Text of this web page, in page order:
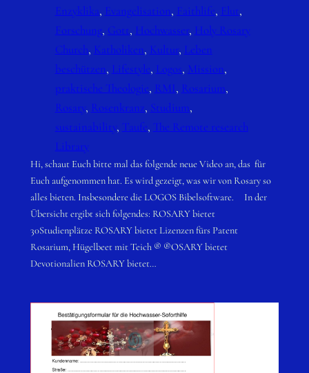
Enzyklika, Evangelisation, Faithlife, Flut
Forschung, Gott, Hochwasser, Holy Rosary
Church, Katholiken, Kultur, Leben
beschützen, Lifestyle, Logos, Mission
praktische Theologie, RMI, Rosarium
Rosary, Rosenkranz, Studium
sustainability, Taufe, The Remote research
Library
Hi, schaut Euch bitte mal das folgende neue Video an, das für
Euch aufgenommen hat. Es wird gezeigt, was wir von Rosary so
alles bieten. Insbesondere die LOGOS Bibelsoftware. In der
Übersicht ergibt sich folgendes: ROSARY bietet
30Studienplätze ROSARY bietet Lizenzen fürs Patent
Rosarium, Hügelbeet mit Teich ® ®OSARY bietet
Devotionalien ROSARY bietet…